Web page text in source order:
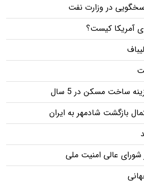
در وزارت نفت
آمریکا کیست؟
بازگشت شادمهر به ایران
شورای عالی امنیت ملی